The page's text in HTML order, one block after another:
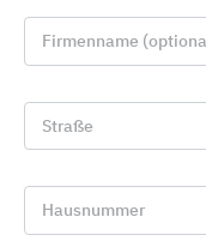
Firmenname
Straße
Hausnummer